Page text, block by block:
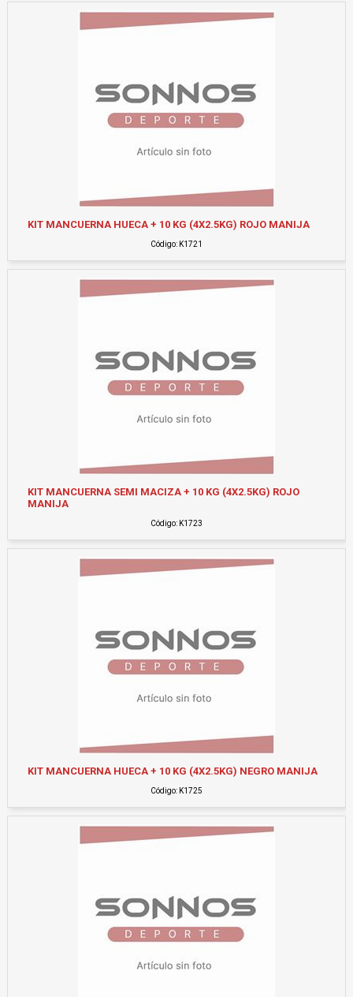
KIT MANCUERNA HUECA + 10 KG (4X2.5KG) ROJO MANIJA
Código: K1721
KIT MANCUERNA SEMI MACIZA + 10 KG (4X2.5KG) ROJO
MANIJA
Código: K1723
KIT MANCUERNA HUECA + 10 KG (4X2.5KG) NEGRO MANIJA
Código: K1725